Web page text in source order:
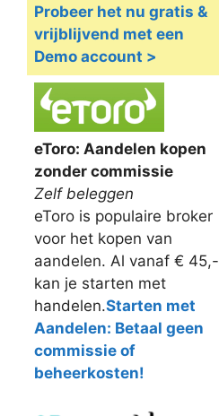
Probeer het nu gratis &
vrijblijvend met een
Demo account >
eToro: Aandelen kopen
zonder commissie
Zelf beleggen
eToro is populaire broker
voor het kopen van
aandelen. Al vanaf € 45,-
kan je starten met
handelen.Starten met
Aandelen: Betaal geen
commissie of
beheerkosten!